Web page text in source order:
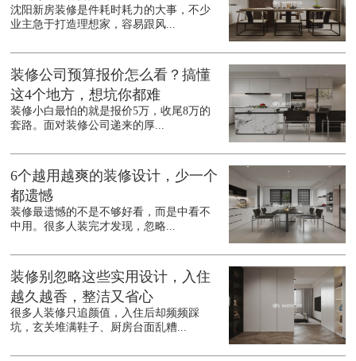
沈阳新房装修是件耗时耗力的大事，不少
业主急于打造理想家，容易跟风...
装修公司预算报价怎么看？搞懂
这4个地方，想坑你都难
装修小白最怕的就是报价5万，收尾8万的
套路。面对装修公司递来的厚...
6个越用越爽的装修设计，少一个
都遗憾
装修最遗憾的不是不够好看，而是中看不
中用。很多人装完才发现，忽略...
装修别忽略这些实用设计，入住
越久越香，整洁又省心
很多人装修只追颜值，入住后却频频踩
坑，玄关堆满鞋子、厨房台面乱糟...